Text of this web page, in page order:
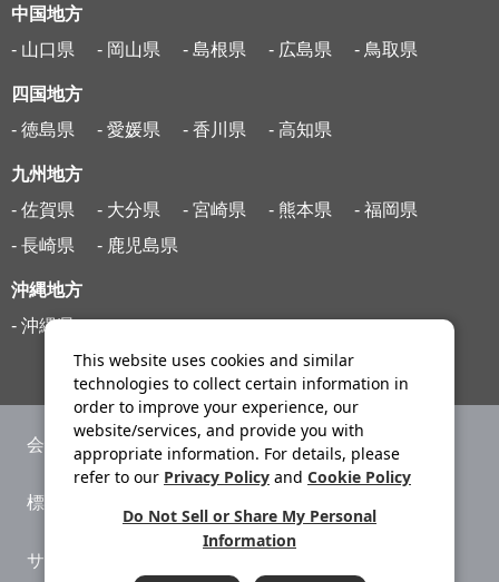
中国地方
- 山口県
- 岡山県 - 島根県 - 広島県 - 鳥取県
四国地方
- 徳島県
- 愛媛県 - 香川県 - 高知県
九州地方
- 佐賀県
- 大分県 - 宮崎県 - 熊本県
- 福岡県
- 長崎県
- 鹿児島県
沖縄地方
- 沖縄県
会社案内 ニュースリリース
標識・約款
サイトマップ
This website uses cookies and similar
technologies to collect certain information in
order to improve your experience, our
website/services, and provide you with
appropriate information. For details, please
refer to our Privacy Policy and Cookie Policy
Do Not Sell or Share My Personal
Information